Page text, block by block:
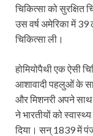
चिकित्सा को सुरक्षित
उस वर्ष अमेरिका में
चिकित्सा ली।
होमियोपैथी एक ऐसी
आशावादी पहलुओं के
और मिशनरी अपने साथ
ने भारतीयों को
दिया। सन् 1839 में